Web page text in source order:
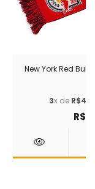
New York Red
3x de